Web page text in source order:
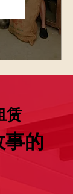
赁
的